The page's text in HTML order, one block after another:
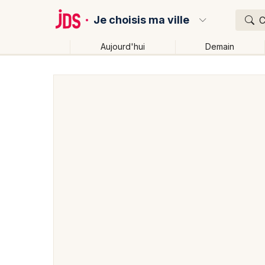
Je choisis ma ville
Aujourd'hui Demain